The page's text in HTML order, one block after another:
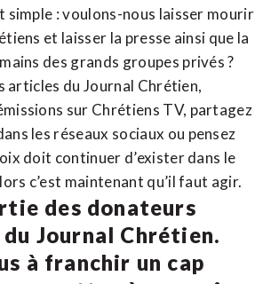
simple : voulons-nous laisser mourir
et laisser la presse ainsi que la
des grands groupes privés ?
articles du Journal Chrétien,
sur Chrétiens TV, partagez
les réseaux sociaux ou pensez
doit continuer d’exister dans le
c’est maintenant qu’il faut agir.
des donateurs
du Journal Chrétien.
à franchir un cap